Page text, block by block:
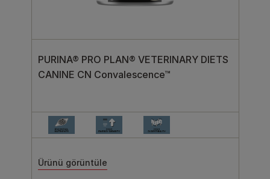
PURINA® PRO PLAN® VETERINARY DIETS
CANINE CN Convalescence™
Ürünü görüntüle